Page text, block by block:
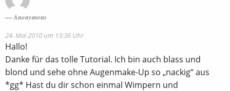
Anonymous
24. Mai 2010 um 13:36 Uhr
Hallo!
Danke für das tolle Tutorial. Ich bin auch blass und
blond und sehe ohne Augenmake-Up so „nackig“ aus
*gg* Hast du dir schon einmal Wimpern und